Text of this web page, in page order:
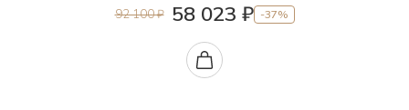
92 100 ₽ 58 023 ₽ -37%